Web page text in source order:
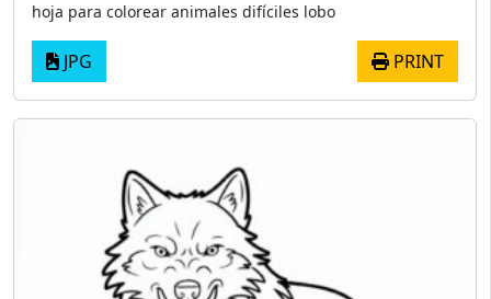
hoja para colorear animales difíciles lobo
JPG PRINT